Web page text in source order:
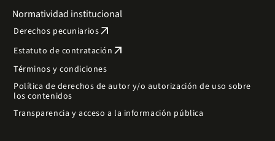
Normatividad institucional
Derechos pecuniariosarrow_outward
Estatuto de contratación arrow_outward
Términos y condiciones
Política de derechos de autor y/o autorización de uso sobre
los contenidos
Transparencia y acceso a la información pública